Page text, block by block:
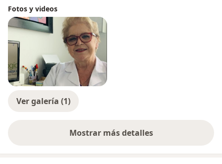
Fotos y videos
Ver galería (1)
Mostrar más detalles
sobre la experiencia